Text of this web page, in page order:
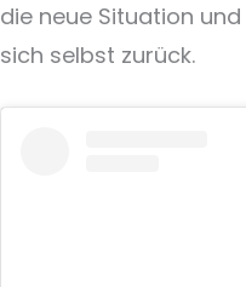
die neue Situation
sich selbst zurück.